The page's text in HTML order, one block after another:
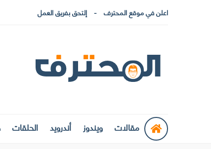
اعلن في موقع المحترف إلتحق بفريق العمل
مقالات ويندوز أندرويد الحلقات